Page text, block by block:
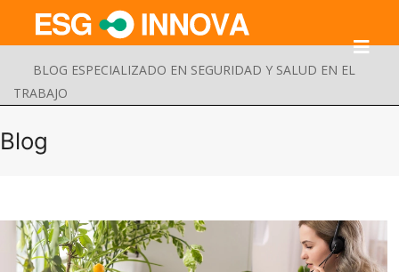
BLOG ESPECIALIZADO EN SEGURIDAD Y SALUD EN EL
TRABAJO
Blog